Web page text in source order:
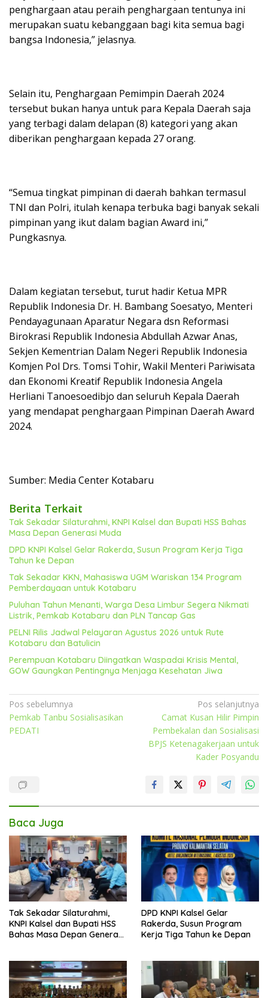
penghargaan atau peraih penghargaan tentunya ini
merupakan suatu kebanggaan bagi kita semua bagi
bangsa Indonesia,” jelasnya.
Selain itu, Penghargaan Pemimpin Daerah 2024
tersebut bukan hanya untuk para Kepala Daerah saja
yang terbagi dalam delapan (8) kategori yang akan
diberikan penghargaan kepada 27 orang.
“Semua tingkat pimpinan di daerah bahkan termasul
TNI dan Polri, itulah kenapa terbuka bagi banyak sekali
pimpinan yang ikut dalam bagian Award ini,”
Pungkasnya.
Dalam kegiatan tersebut, turut hadir Ketua MPR
Republik Indonesia Dr. H. Bambang Soesatyo, Menteri
Pendayagunaan Aparatur Negara dsn Reformasi
Birokrasi Republik Indonesia Abdullah Azwar Anas,
Sekjen Kementrian Dalam Negeri Republik Indonesia
Komjen Pol Drs. Tomsi Tohir, Wakil Menteri Pariwisata
dan Ekonomi Kreatif Republik Indonesia Angela
Herliani Tanoesoedibjo dan seluruh Kepala Daerah
yang mendapat penghargaan Pimpinan Daerah Award
2024.
Sumber: Media Center Kotabaru
Berita Terkait
Tak Sekadar Silaturahmi, KNPI Kalsel dan Bupati HSS Bahas
Masa Depan Generasi Muda
DPD KNPI Kalsel Gelar Rakerda, Susun Program Kerja Tiga
Tahun ke Depan
Tak Sekadar KKN, Mahasiswa UGM Wariskan 134 Program
Pemberdayaan untuk Kotabaru
Puluhan Tahun Menanti, Warga Desa Limbur Segera Nikmati
Listrik, Pemkab Kotabaru dan PLN Tancap Gas
PELNI Rilis Jadwal Pelayaran Agustus 2026 untuk Rute
Kotabaru dan Batulicin
Perempuan Kotabaru Diingatkan Waspadai Krisis Mental,
GOW Gaungkan Pentingnya Menjaga Kesehatan Jiwa
Navigasi
pos
Pos sebelumnya
Pemkab Tanbu Sosialisasikan
PEDATI
Pos selanjutnya
Camat Kusan Hilir Pimpin
Pembekalan dan Sosialisasi
BPJS Ketenagakerjaan untuk
Kader Posyandu
Baca Juga
Tak Sekadar Silaturahmi,
KNPI Kalsel dan Bupati HSS
Bahas Masa Depan Generasi
DPD KNPI Kalsel Gelar
Rakerda, Susun Program
Kerja Tiga Tahun ke Depan